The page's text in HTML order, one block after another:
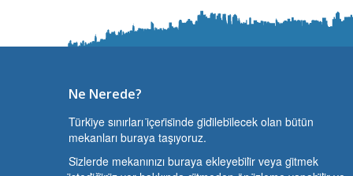
Ne Nerede?
Türki̇ye sınırları i̇çeri̇si̇nde gi̇di̇lebi̇lecek olan bütün
mekanları buraya taşıyoruz.
Si̇zlerde mekanınızı buraya ekleyebi̇li̇r veya gi̇tmek